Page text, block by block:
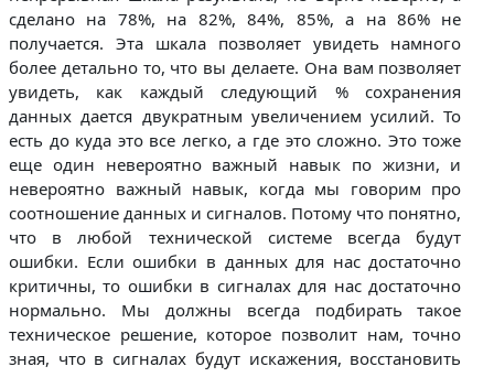
сделано на 78%, на 82%, 84%, 85%, а на 86% не
получается. Эта шкала позволяет увидеть намного
более детально то, что вы делаете. Она вам позволяет
увидеть, как каждый следующий % сохранения
данных дается двукратным увеличением усилий. То
есть до куда это все легко, а где это сложно. Это тоже
еще один невероятно важный навык по жизни, и
невероятно важный навык, когда мы говорим про
соотношение данных и сигналов. Потому что понятно,
что в любой технической системе всегда будут
ошибки. Если ошибки в данных для нас достаточно
критичны, то ошибки в сигналах для нас достаточно
нормально. Мы должны всегда подбирать такое
техническое решение, которое позволит нам, точно
зная, что в сигналах будут искажения, восстановить